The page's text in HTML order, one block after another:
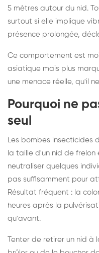
5 mètres autour du nid.
surtout si elle implique
présence prolongée,
Ce comportement est
asiatique mais plus
une menace réelle, qu'il
Pourquoi ne
seul
Les bombes insecticides
la taille d'un nid de frelon
neutraliser quelques
pas suffisamment pour
Résultat fréquent : la
heures après la
qu'avant.
Tenter de retirer un nid